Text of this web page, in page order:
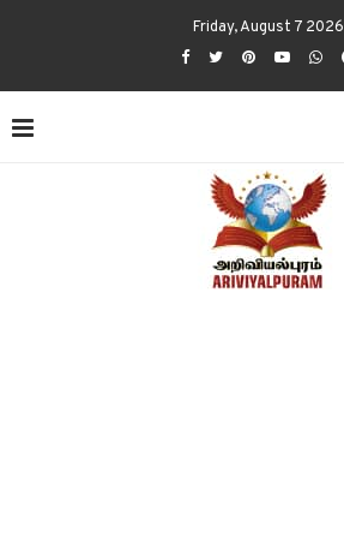
Friday, August 7 2026